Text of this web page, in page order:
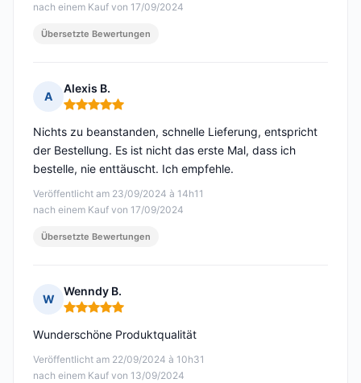
nach einem Kauf von 17/09/2024
Übersetzte Bewertungen
A
Alexis B.
Hinweis: 5 von 5
Veröffentlicht am 23/09/2024 à 14h11
nach einem Kauf von 17/09/2024
Nichts zu beanstanden, schnelle Lieferung, entspricht
der Bestellung. Es ist nicht das erste Mal, dass ich
bestelle, nie enttäuscht. Ich empfehle.
Übersetzte Bewertungen
W
Wenndy B.
Hinweis: 5 von 5
Veröffentlicht am 22/09/2024 à 10h31
nach einem Kauf von 13/09/2024
Wunderschöne Produktqualität